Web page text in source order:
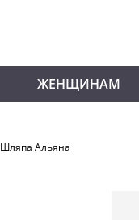
ЖЕНЩИНАМ
Шляпа Альяна